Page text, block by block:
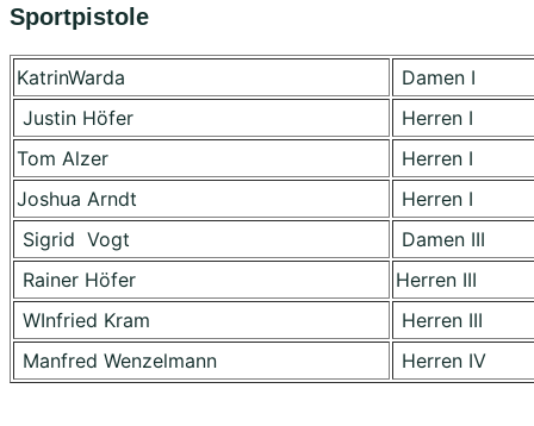
Sportpistole
KatrinWarda
Damen I
Justin Höfer
Herren I
Tom Alzer
Herren I
Joshua Arndt
Herren I
Sigrid Vogt
Damen III
Rainer Höfer
Herren III
WInfried Kram
Herren III
Manfred Wenzelmann
Herren IV